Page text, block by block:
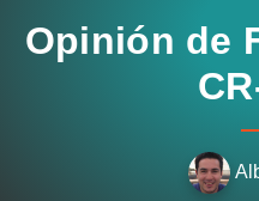
Opinión de